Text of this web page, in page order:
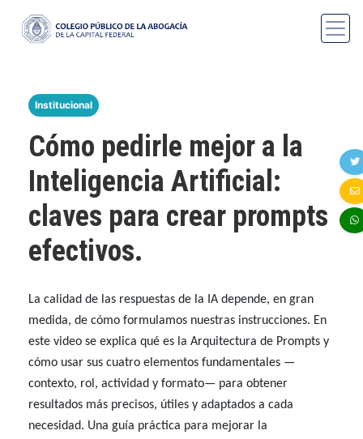
Institucional
Cómo pedirle mejor a la
Inteligencia Artificial:
claves para crear prompts
efectivos.
La calidad de las respuestas de la IA depende, en gran
medida, de cómo formulamos nuestras instrucciones. En
este video se explica qué es la Arquitectura de Prompts y
cómo usar sus cuatro elementos fundamentales —
contexto, rol, actividad y formato— para obtener
resultados más precisos, útiles y adaptados a cada
necesidad. Una guía práctica para mejorar la